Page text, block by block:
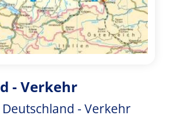
- Verkehr
- Verkehr